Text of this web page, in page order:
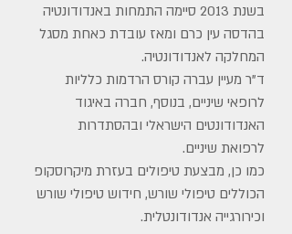
בשנת 2013 סיימה התמחות באנדודונטיה
בהדסה עין כרם ומאז עובדת כאחת מסגל
המחלקה לאנדודונטיה.
ד"ר מעיין עברה קורס הרדמות כלליות
לרופאי שיניים, בנוסף, חברה באיגוד
האנדודונטים הישראלי ובהסתדרות
לרפואת שיניים.
כמו כן, מבצעת טיפולים בעזרת מיקרוסקופ
הכוללים טיפולי שורש, חידוש טיפולי שורש
וכירורגייה אנדודונטלית.